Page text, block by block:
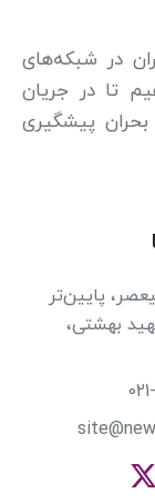
در شبکه‌های
تا در جریان
بحران پیشگیری
پایین‌تر
بهشتی،